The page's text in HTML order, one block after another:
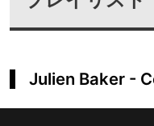
Julien Baker -